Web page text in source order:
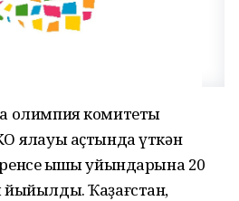
олимпия комитеты
яҡлауы аҫтында үткән
ҡышҡы уйындарына 20
йыйылды. Ҡаҙағстан,